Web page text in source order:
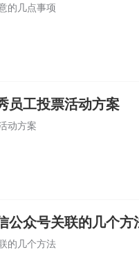
的几点事项
员工投票活动方案
动方案
公众号关联的几个方
的几个方法